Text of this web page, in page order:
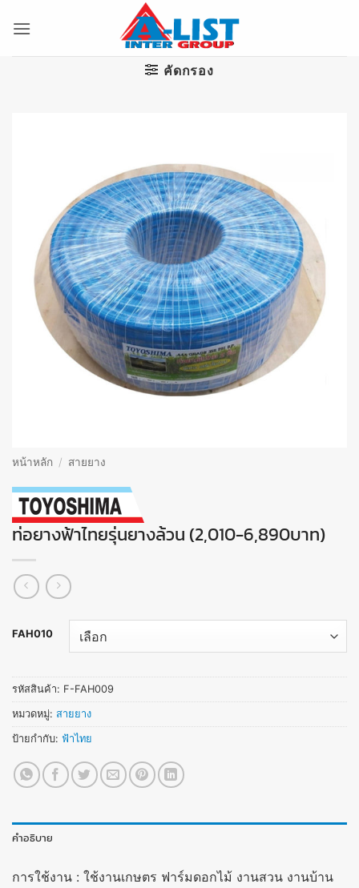
คัดกรอง
หน้าหลัก / สายยาง
ท่อยางฟ้าไทยรุ่นยางล้วน (2,010-6,890บาท)
FAH010
รหัสสินค้า: F-FAH009
หมวดหมู่: สายยาง
ป้ายกำกับ: ฟ้าไทย
คำอธิบาย
การใช้งาน : ใช้งานเกษตร ฟาร์มดอกไม้ งานสวน งานบ้าน